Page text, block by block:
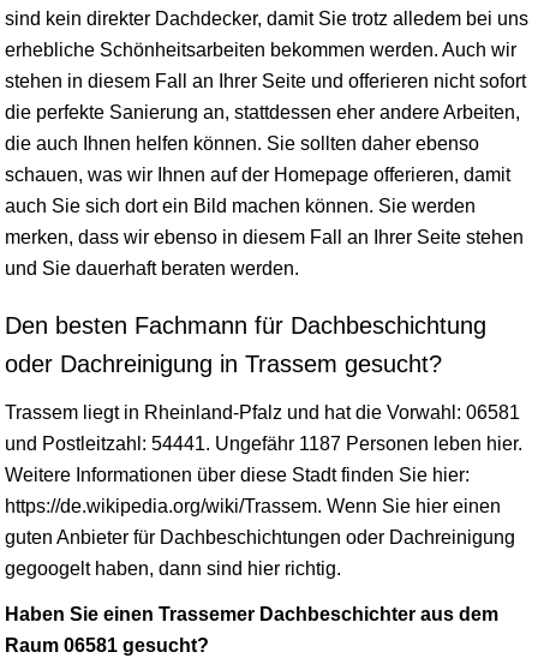
sind kein direkter Dachdecker, damit Sie trotz alledem bei uns
erhebliche Schönheitsarbeiten bekommen werden. Auch wir
stehen in diesem Fall an Ihrer Seite und offerieren nicht sofort
die perfekte Sanierung an, stattdessen eher andere Arbeiten,
die auch Ihnen helfen können. Sie sollten daher ebenso
schauen, was wir Ihnen auf der Homepage offerieren, damit
auch Sie sich dort ein Bild machen können. Sie werden
merken, dass wir ebenso in diesem Fall an Ihrer Seite stehen
und Sie dauerhaft beraten werden.
Den besten Fachmann für Dachbeschichtung
oder Dachreinigung in Trassem gesucht?
Trassem liegt in Rheinland-Pfalz und hat die Vorwahl: 06581
und Postleitzahl: 54441. Ungefähr 1187 Personen leben hier.
Weitere Informationen über diese Stadt finden Sie hier:
https://de.wikipedia.org/wiki/Trassem. Wenn Sie hier einen
guten Anbieter für Dachbeschichtungen oder Dachreinigung
gegoogelt haben, dann sind hier richtig.
Haben Sie einen Trassemer Dachbeschichter aus dem
Raum 06581 gesucht?